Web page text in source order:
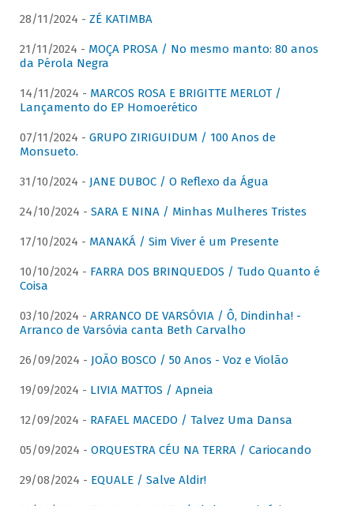
28/11/2024 - ZÉ KATIMBA
21/11/2024 - MOÇA PROSA / No mesmo manto: 80 anos
da Pérola Negra
14/11/2024 - MARCOS ROSA E BRIGITTE MERLOT /
Lançamento do EP Homoerético
07/11/2024 - GRUPO ZIRIGUIDUM / 100 Anos de
Monsueto.
31/10/2024 - JANE DUBOC / O Reflexo da Água
24/10/2024 - SARA E NINA / Minhas Mulheres Tristes
17/10/2024 - MANAKÁ / Sim Viver é um Presente
10/10/2024 - FARRA DOS BRINQUEDOS / Tudo Quanto é
Coisa
03/10/2024 - ARRANCO DE VARSÓVIA / Ô, Dindinha! -
Arranco de Varsóvia canta Beth Carvalho
26/09/2024 - JOÃO BOSCO / 50 Anos - Voz e Violão
19/09/2024 - LIVIA MATTOS / Apneia
12/09/2024 - RAFAEL MACEDO / Talvez Uma Dansa
05/09/2024 - ORQUESTRA CÉU NA TERRA / Cariocando
29/08/2024 - EQUALE / Salve Aldir!